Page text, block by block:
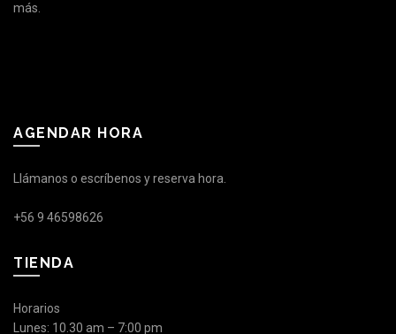
más.
AGENDAR HORA
Llámanos o escríbenos y reserva hora.
+56 9 46598626
TIENDA
Horarios
Lunes: 10.30 am – 7:00 pm